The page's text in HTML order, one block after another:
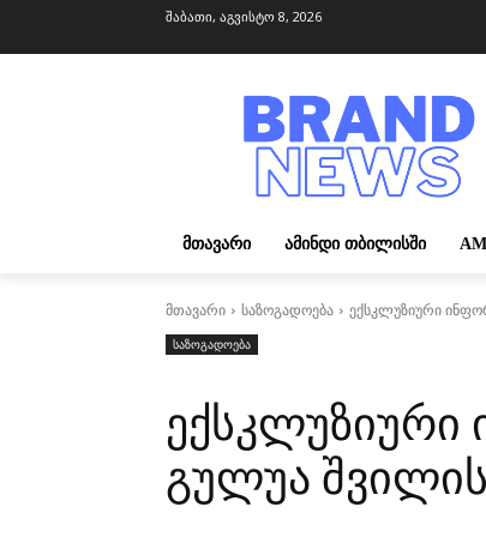
შაბათი, აგვისტო 8, 2026
ᲛᲗᲐᲕᲐᲠᲘ ᲐᲛᲘᲜᲓᲘ ᲗᲑᲘᲚᲘᲡᲨᲘ
მთავარი საზოგადოება ექსკლუზიური
საზოგადოება
ექსკლუზიური
გულუა